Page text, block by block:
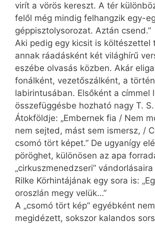
virít a vörös kereszt. A tér
felől még mindig felhangzik egy-
géppisztolysorozat. Aztán csend.”
Aki pedig egy kicsit is költészettel
annak ráadásként két világhírű
eszébe olvasás közben. Akár
fonálként, vezetőszálként, a
labirintusában. Elsőként a címmel
összefüggésbe hozható nagy T.
Átokföldje: „Embernek fia / Nem
nem sejted, mást sem ismersz, /
csomó tört képet.” De ugyanígy
pöröghet, különösen az apa
„cirkuszmenedzseri”
Rilke Körhintájának egy sora is:
oroszlán megy velük…”
A „csomó tört kép” egyébként
megidézett, sokszor kalandos